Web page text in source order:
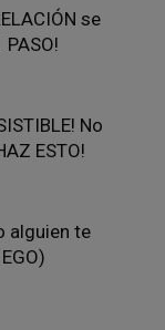
se
PASO!
No
ESTO!
alguien te